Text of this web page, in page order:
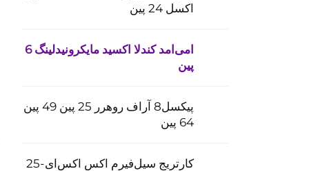
اکسل 24 پین
امی‌امد کندلا اکسید مایکرونیدلینگ 6
پین
پیکسل8 آر‌اف روهرر 25 پین 49 پین
64 پین
کارتریج سیل‌فیرم اکس اکس‌ای-25